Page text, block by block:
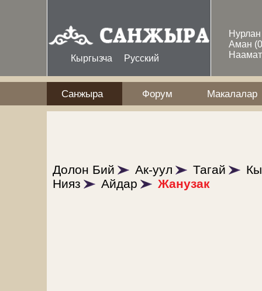
Кыргызча Русский
Аман
Санжыра Форум Макалалар
Долон Бий Ак-уул Тагай
Нияз
Айдар Жанузак